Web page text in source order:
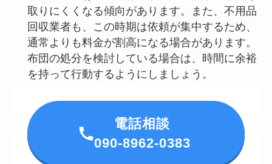
取りにくくなる傾向があります。また、不用品
回収業者も、この時期は依頼が集中するため、
通常よりも料金が割高になる場合があります。
布団の処分を検討している場合は、時間に余裕
を持って行動するようにしましょう。
電話相談
090-8962-0383